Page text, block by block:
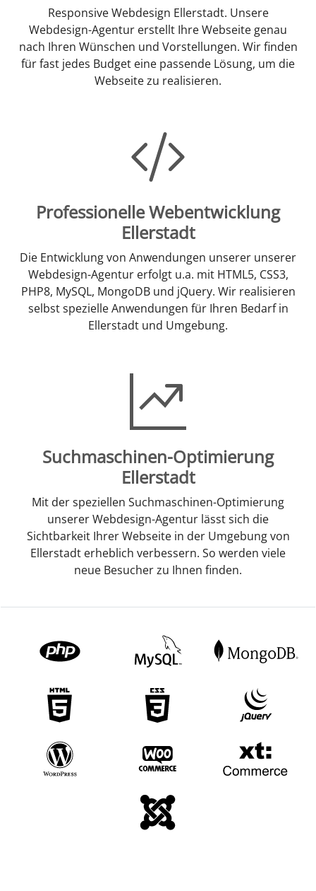
Responsive Webdesign Ellerstadt. Unsere
Webdesign-Agentur erstellt Ihre Webseite genau
nach Ihren Wünschen und Vorstellungen. Wir finden
für fast jedes Budget eine passende Lösung, um die
Webseite zu realisieren.
Professionelle Webentwicklung
Ellerstadt
Die Entwicklung von Anwendungen unserer unserer
Webdesign-Agentur erfolgt u.a. mit HTML5, CSS3,
PHP8, MySQL, MongoDB und jQuery. Wir realisieren
selbst spezielle Anwendungen für Ihren Bedarf in
Ellerstadt und Umgebung.
Suchmaschinen-Optimierung
Ellerstadt
Mit der speziellen Suchmaschinen-Optimierung
unserer Webdesign-Agentur lässt sich die
Sichtbarkeit Ihrer Webseite in der Umgebung von
Ellerstadt erheblich verbessern. So werden viele
neue Besucher zu Ihnen finden.